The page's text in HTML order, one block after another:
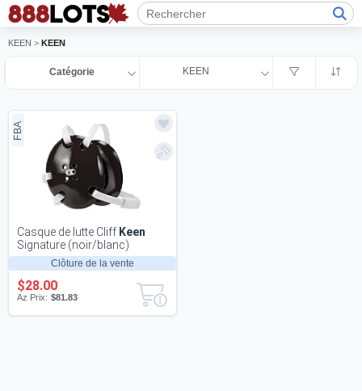
KEEN > KEEN
Catégorie KEEN
FBA
Clôture de la vente
Casque de lutte Cliff Keen
Signature (noir/blanc)
$28.00
Az Prix: $81.83